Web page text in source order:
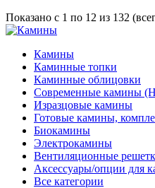
Показано с 1 по 12 из 132
Камины
Каминные топки
Каминные облицовки
Современные камины
Изразцовые камины
Готовые камины,
Биокамины
Электрокамины
Вентиляционные
Аксессуары/опции для
Все категории